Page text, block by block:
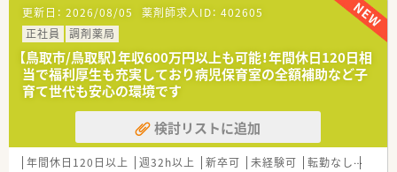
員3名と共に協力し合いながら業務を進めています。
■在宅業務にも積極的に取り組んでおり、個人宅や施設への訪問
を通じて地域医療に深く貢献できるやりがいがあります。
【募集背景と求める人物像について】
■地域住民の健康を支える拠点としてさらなるサービス向上を
目指すため、正社員として共に働く仲間を募集しています。
■若手からベテランまで幅広い年代を歓迎しており、自身の目指
すキャリアを真剣に考えて行動できる方を求めています。
■患者様に寄り添った丁寧な服薬指導ができる方や、周囲とのチ
更新日： 2026/08/05 薬剤師求人ID： 402605
正社員
調剤薬局
【鳥取市/鳥取駅】年収600万円以上も可能！年間休日120日相
当で福利厚生も充実しており病児保育室の全額補助など子
育て世代も安心の環境です
検討リストに追加
年間休日120日以上 週32h以上 新卒可 未経験可 転勤なし